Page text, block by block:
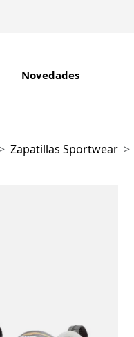
Novedades
Zapatillas Sportwear